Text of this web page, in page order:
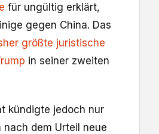
für ungültig erklärt,
gegen China. Das
größte juristische
in seiner zweiten
kündigte jedoch nur
dem Urteil neue